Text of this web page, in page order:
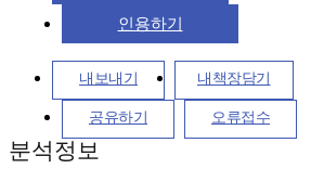
인용하기
내보내기 내책장담기
공유하기 오류접수
분석정보